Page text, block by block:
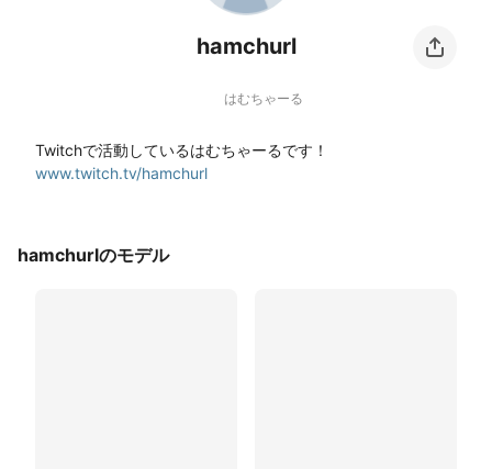
hamchurl
はむちゃーる
www.twitch.tv/hamchurl
hamchurlのモデル